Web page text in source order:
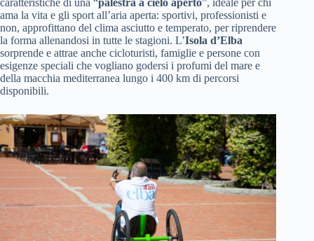
caratteristiche di una “palestra a cielo aperto”, ideale per chi
ama la vita e gli sport all’aria aperta: sportivi, professionisti e
non, approfittano del clima asciutto e temperato, per riprendere
la forma allenandosi in tutte le stagioni. L’Isola d’Elba
sorprende e attrae anche cicloturisti, famiglie e persone con
esigenze speciali che vogliano godersi i profumi del mare e
della macchia mediterranea lungo i 400 km di percorsi
disponibili.